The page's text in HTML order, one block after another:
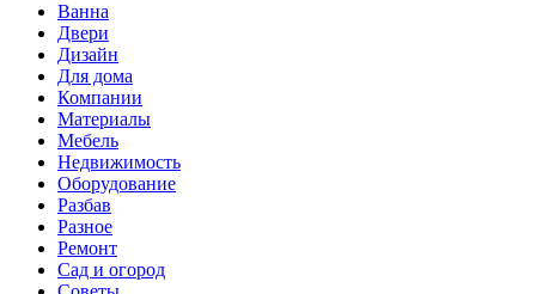
Ванна
Двери
Дизайн
Для дома
Компании
Материалы
Мебель
Недвижимость
Оборудование
Разбав
Разное
Ремонт
Сад и огород